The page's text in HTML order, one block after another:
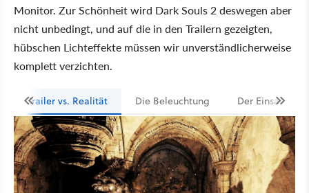
Monitor. Zur Schönheit wird Dark Souls 2 deswegen aber
nicht unbedingt, und auf die in den Trailern gezeigten,
hübschen Lichteffekte müssen wir unverständlicherweise
komplett verzichten.
Trailer vs. Realität Die Beleuchtung Der Einsatz von